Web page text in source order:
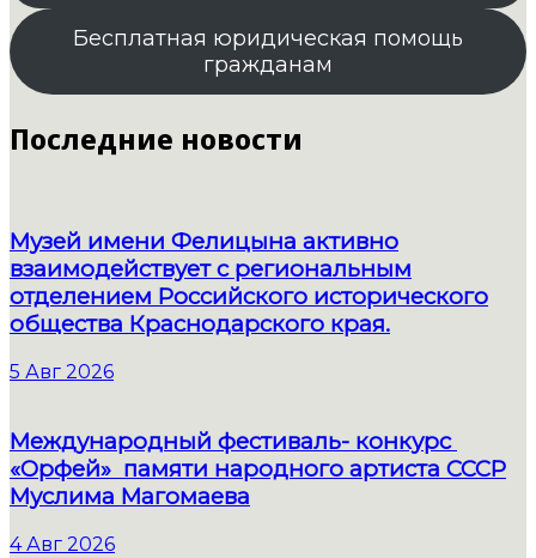
Бесплатная юридическая помощь
гражданам
Последние новости
Музей имени Фелицына активно
взаимодействует с региональным
отделением Российского исторического
общества Краснодарского края.
5 Авг 2026
Международный фестиваль- конкурс
«Орфей» памяти народного артиста СССР
Муслима Магомаева
4 Авг 2026